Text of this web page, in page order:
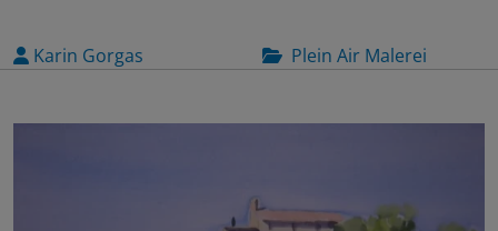
Karin Gorgas Plein Air Malerei